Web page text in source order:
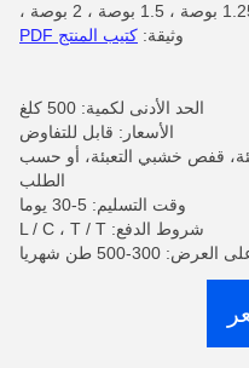
وثيقة: كتيب المنتج PDF
الحد الأدنى لكمية: 500 كلغ
الأسعار: قابل للتفاوض
قفص خشبي التعبئة، أو حسب
الطلب
وقت التسليم: 5-30 يوما
شروط الدفع: L / C ، T / T
300-500 طن شهريا